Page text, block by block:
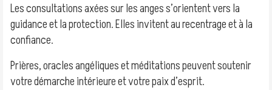
Les consultations axées sur les anges s’orientent vers la
guidance et la protection. Elles invitent au recentrage et à la
confiance.
Prières, oracles angéliques et méditations peuvent soutenir
votre démarche intérieure et votre paix d’esprit.